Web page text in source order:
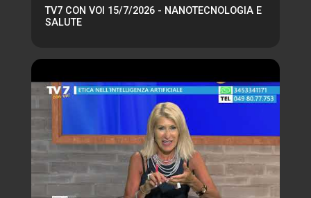
TV7 CON VOI 15/7/2026 - NANOTECNOLOGIA E
SALUTE